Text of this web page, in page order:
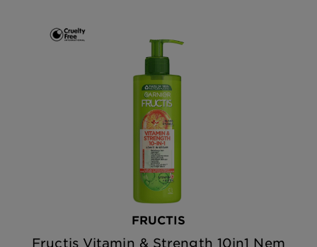
FRUCTIS
Fructis Vitamin & Strength 10in1 Nem